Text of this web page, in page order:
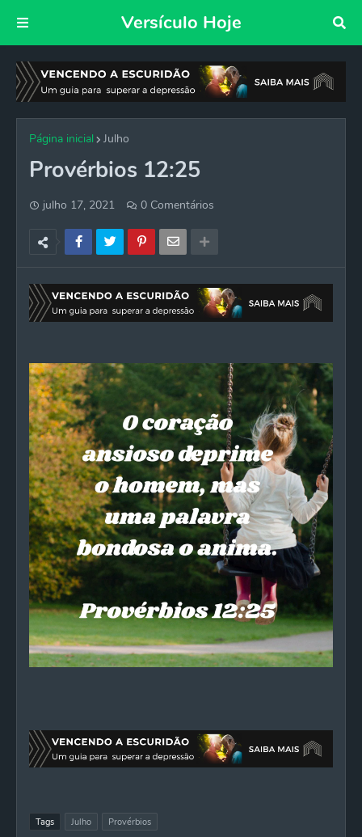
Versículo Hoje
Página inicial Julho
Provérbios 12:25
julho 17, 2021 0 Comentários
Tags Julho Provérbios